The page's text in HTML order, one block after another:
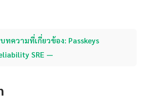
บทความที่เกี่ยวข้อง: Passkeys
SRE —